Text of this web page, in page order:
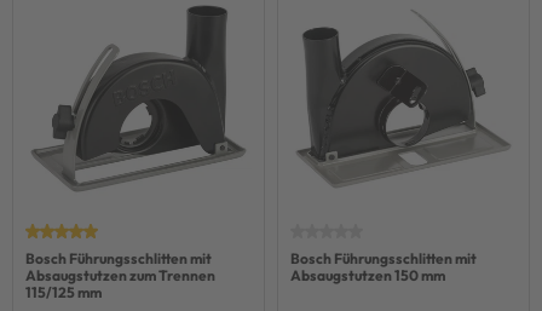
Bosch Führungsschlitten mit
Absaugstutzen zum Trennen
115/125 mm
Bosch Führungsschlitten mit
Absaugstutzen 150 mm